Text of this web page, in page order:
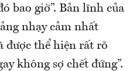
bao giờ”. Bản lĩnh của
nhạy cảm nhất
được thể hiện rất rõ
không sợ chết đứng”.